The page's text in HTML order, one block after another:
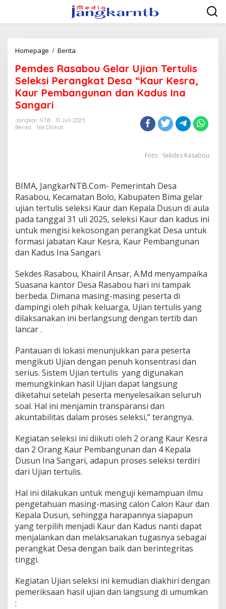
konten
Homepage / Berita
Gelar
Ujian
Tertulis
Seleksi
"Kaur
Sangari
Pemdes Rasabou Gelar Ujian Tertulis
Seleksi Perangkat Desa “Kaur Kesra,
Kaur Pembangunan dan Kadus Ina
Sangari
Jangkar NTB
31 Juli 2025
Berita
166 Dilihat
Foto : Sekdes Rasabou.
BIMA, JangkarNTB.Com- Pemerintah Desa
Rasabou, Kecamatan Bolo, Kabupaten Bima gelar
ujian tertulis seleksi Kaur dan Kepala Dusun di aula
pada tanggal 31 uli 2025, seleksi Kaur dan kadus ini
untuk mengisi kekosongan perangkat Desa untuk
formasi jabatan Kaur Kesra, Kaur Pembangunan
dan Kadus Ina Sangari.
Sekdes Rasabou, Khairil Ansar, A.Md menyampaika
Suasana kantor Desa Rasabou hari ini tampak
berbeda. Dimana masing-masing peserta di
dampingi oleh pihak keluarga, Ujian tertulis yang
dilaksanakan ini berlangsung dengan tertib dan
lancar .
Pantauan di lokasi menunjukkan para peserta
mengikuti Ujian dengan penuh konsentrasi dan
serius. Sistem Ujian tertulis yang digunakan
memungkinkan hasil Ujian dapat langsung
diketahui setelah peserta menyelesaikan seluruh
soal. Hal ini menjamin transparansi dan
akuntabilitas dalam proses seleksi,” terangnya.
Kegiatan seleksi ini diikuti oleh 2 orang Kaur Kesra
dan 2 Orang Kaur Pembangunan dan 4 Kepala
Dusun Ina Sangari, adapun proses seleksi terdiri
dari Ujian tertulis.
Hal ini dilakukan untuk menguji kemampuan ilmu
pengetahuan masing-masing calon Calon Kaur dan
Kepala Dusun, sehingga harapannya siapapun
yang terpilih menjadi Kaur dan Kadus nanti dapat
menjalankan dan melaksanakan tugasnya sebagai
perangkat Desa dengan baik dan berintegritas
tinggi.
Kegiatan Ujian seleksi ini kemudian diakhiri dengan
pemeriksaan hasil ujian dan langsung di umumkan
: